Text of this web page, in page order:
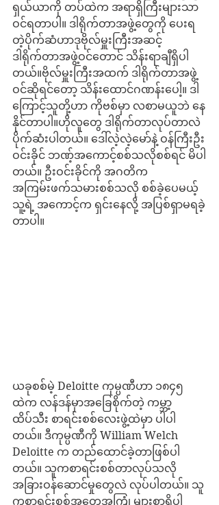
ရှယ်ယာကို တပ်ထဲက အရာရှိကြီးများသာ
ဝင်ရတာပါ။ ဒါရိုက်တာအဖွဲ့တွေကို ပေးရ
တဲ့ပိုက်ဆံဟာဒုဗိုလ်မှူးကြီးအဆင့်
ဒါရိုက်တာအဖွဲ့ဝင်တောင် သိန်းရာချီရှိပါ
တယ်။ဗိုလ်မှူးကြီးအထက် ဒါရိုက်တာအဖွဲ့
ဝင်ဆိုရင်တော့ သိန်းထောင်ဂဏန်းပေါ့။ ဒါ
ကြောင့်သူတို့ဟာ ကိုဗစ်မှာ လစာမယူဘဲ နေ
နိုင်တာပါ။ဟိုလူတွေ ဒါရိုက်တာလုပ်တာလဲ
ပိုက်ဆံးပါတယ်။ ဒေါ်လဲ့လဲ့မော်နဲ့ ဝန်ကြီးဦး
ဝင်းခိုင် ဘဏ့်အကောင့်စစ်သလိုစစ်ရင် မိပါ
တယ်။ ဦးဝင်းခိုင်ကို အဂတိက
အကြမ်းဖက်သမားစစ်သလို စစ်ခဲ့ပေမယ့်
သူ့ရဲ့ အကောင့်က ရှင်းနေလို့ အပြစ်ရှာမရခဲ့
တာပါ။
ယခုစစ်မဲ့ Deloitte ကုမ္ပဏီဟာ ၁၈၄၅
ထဲက လန်ဒန်မှာအခြေစိုက်တဲ့ ကမ္ဘာ့
ထိပ်သီး စာရင်းစစ်လေးဖွဲ့ထဲမှာ ပါပါ
တယ်။ ဒီကုမ္ပဏီကို William Welch
Deloitte က တည်ထောင်ခဲ့တာဖြစ်ပါ
တယ်။ သူကစာရင်းစစ်တာလုပ်သလို
အခြားဝန်ဆောင်မှုတွေလဲ လုပ်ပါတယ်။ သူ
ကစာရင်းစစ်အတွေ့အကြုံ များစွာရှိပါ